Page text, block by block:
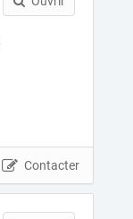
Contacter